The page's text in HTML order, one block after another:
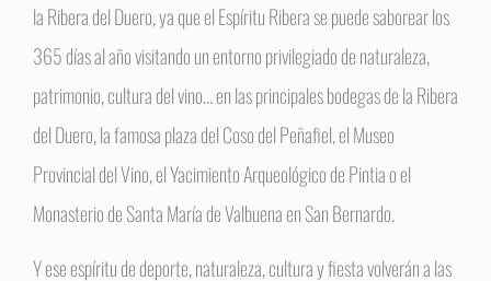
la Ribera del Duero, ya que el Espíritu Ribera se puede saborear los
365 días al año visitando un entorno privilegiado de naturaleza,
patrimonio, cultura del vino… en las principales bodegas de la Ribera
del Duero, la famosa plaza del Coso del Peñafiel, el Museo
Provincial del Vino, el Yacimiento Arqueológico de Pintia o el
Monasterio de Santa María de Valbuena en San Bernardo.
Y ese espíritu de deporte, naturaleza, cultura y fiesta volverán a las